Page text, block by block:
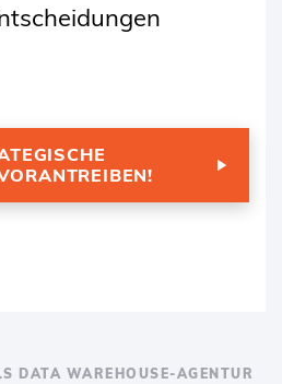
DATA WAREHOUSE-AGENTUR